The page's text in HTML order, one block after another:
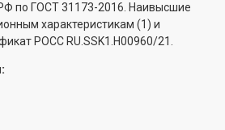
по ГОСТ 31173-2016. Наивысшие
характеристикам (1) и
POCC RU.SSK1.H00960/21.